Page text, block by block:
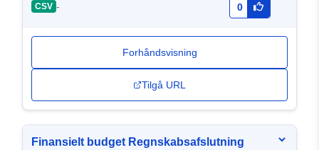
CSV - 0
Forhåndsvisning
Tilgå URL
Finansielt budget Regnskabsafslutning